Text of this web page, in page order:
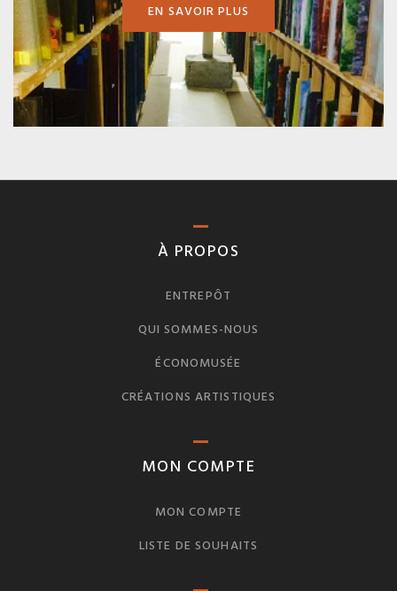
EN SAVOIR PLUS
À PROPOS
ENTREPÔT
QUI SOMMES-NOUS
ÉCONOMUSÉE
CRÉATIONS ARTISTIQUES
MON COMPTE
MON COMPTE
LISTE DE SOUHAITS